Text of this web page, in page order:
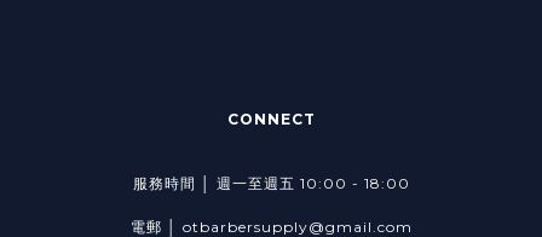
CONNECT
服務時間 │ 週一至週五 10:00 - 18:00
電郵 │ otbarbersupply@gmail.com